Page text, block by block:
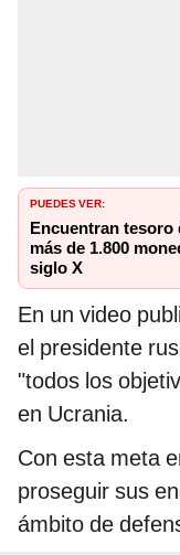
PUEDES VER:
Encuentran tesoro
más de 1.800
siglo X
En un video
el presidente
"todos los
en Ucrania.
Con esta meta
proseguir sus
ámbito de